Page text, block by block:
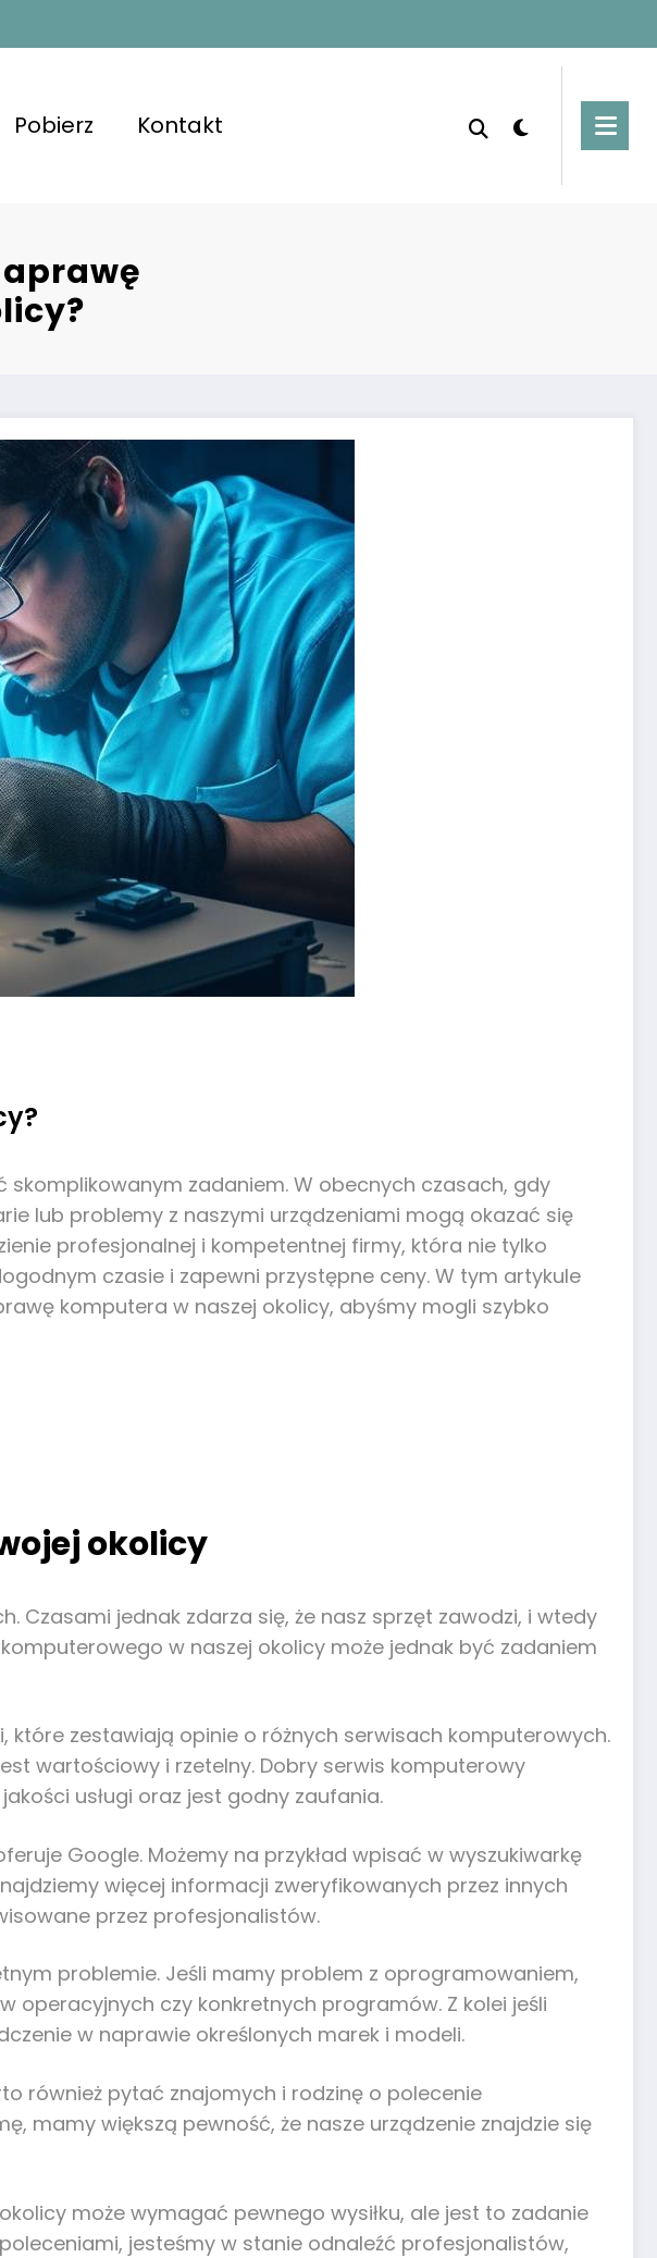
Pobierz Kontakt
zadaniem. W obecnych czasach, gdy
lub problemy z naszymi urządzeniami mogą okazać się
profesjonalnej i kompetentnej firmy, która nie tylko
czasie i zapewni przystępne ceny. W tym artykule
komputera w naszej okolicy, abyśmy mogli szybko
okolicy
Czasami jednak zdarza się, że nasz sprzęt zawodzi, i wtedy
w naszej okolicy może jednak być zadaniem
zestawiają opinie o różnych serwisach komputerowych.
wartościowy i rzetelny. Dobry serwis komputerowy
usługi oraz jest godny zaufania.
Google. Możemy na przykład wpisać w wyszukiwarkę
więcej informacji zweryfikowanych przez innych
przez profesjonalistów.
problemie. Jeśli mamy problem z oprogramowaniem,
operacyjnych czy konkretnych programów. Z kolei jeśli
w naprawie określonych marek i modeli.
również pytać znajomych i rodzinę o polecenie
mamy większą pewność, że nasze urządzenie znajdzie się
może wymagać pewnego wysiłku, ale jest to zadanie
jesteśmy w stanie odnaleźć profesjonalistów,